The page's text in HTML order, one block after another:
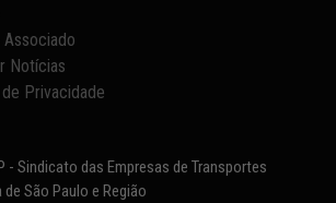
Notícias
Privacidade
- Sindicato das Empresas de Transportes
de São Paulo e Região